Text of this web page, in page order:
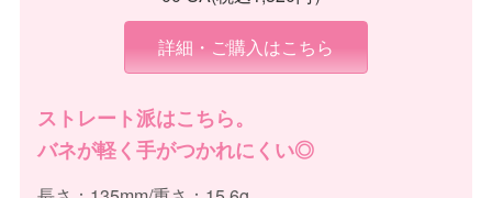
詳細・ご購入はこちら
ストレート派はこちら。
バネが軽く手がつかれにくい◎